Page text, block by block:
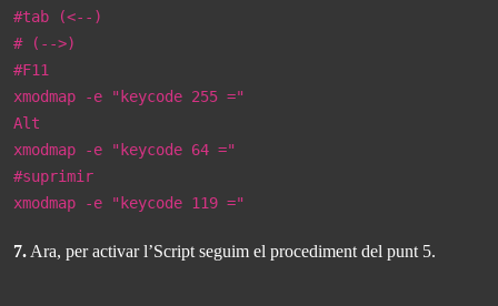
#tab (<--)
# (-->)
#F11
xmodmap -e "keycode 255 ="
Alt
xmodmap -e "keycode 64 ="
#suprimir
xmodmap -e "keycode 119 ="
7. Ara, per activar l’Script seguim el procediment del punt 5.